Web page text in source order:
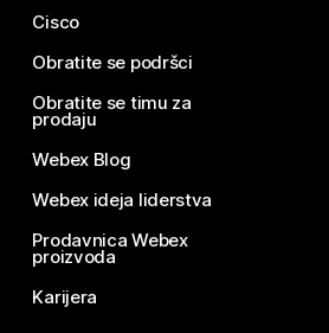
Cisco
Obratite se podršci
Obratite se timu za
prodaju
Webex Blog
Webex ideja liderstva
Prodavnica Webex
proizvoda
Karijera